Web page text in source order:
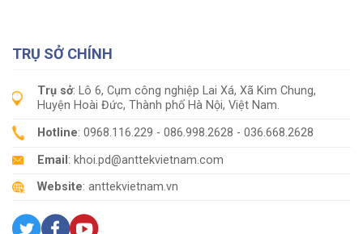
TRỤ SỞ CHÍNH
Trụ sở: Lô 6, Cụm công nghiệp Lai Xá, Xã Kim Chung,
Huyện Hoài Đức, Thành phố Hà Nội, Việt Nam.
Hotline: 0968.116.229 - 086.998.2628 - 036.668.2628
Email : khoi.pd@anttekvietnam.com
Website: anttekvietnam.vn